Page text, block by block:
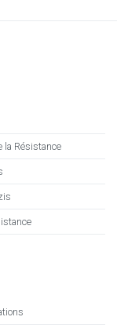
la Résistance